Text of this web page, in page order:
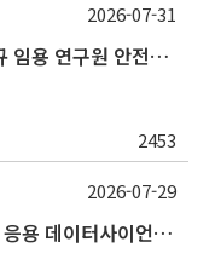
2026년 2학기 대학원 신입생 및 신규 임용 연구원 안전환경교육(신규교육) 실시 안내
2453
2026-07-31
2026학년도 2학기 대학원 융합전공 응용 데이터사이언스 선발 계획 알림
2026-07-29